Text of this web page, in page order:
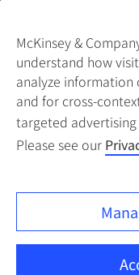
McKinsey &
understand how
analyze information
and for cross-
targeted advertising
Please see our